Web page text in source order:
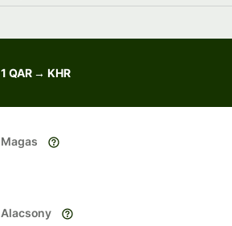
1 QAR → KHR
Magas
Alacsony